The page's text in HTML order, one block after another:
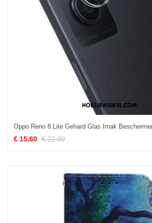
Oppo Reno 8 Lite Gehard Glas Imak
€ 15.60 € 22.00